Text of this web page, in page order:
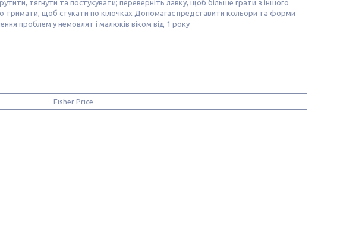
тягнути та постукувати; переверніть лавку, щоб більше грати з іншого
тримати, щоб стукати по кілочках Допомагає представити кольори та форми
проблем у немовлят і малюків віком від 1 року
Fisher Price